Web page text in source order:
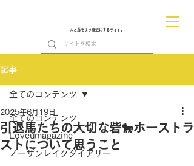
人と馬をより身近にするサイト。
記事
全てのコンテンツ
Loveumagazine
ノーザンレイクダイアリー
全てのコンテンツ
引退馬たちの大切な砦🐎ホーストラ
ストについて思うこと
2025年6月19日